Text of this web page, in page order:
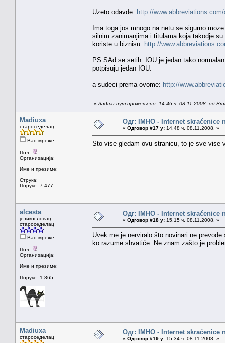
Uzeto odavde: http://
Ima toga jos mnogo na netu se sigurno
silnim zanimanjima i titulama koja takodje
koriste u biznisu: http://
PS:SAd se setih: IOU je jedan tako
potpisuju jedan IOU.
a sudeci prema ovome: http://
« Задњи пут промењено: 14.46 ч. 08.11.2008. од
Madiuxa
староседелац
Ван мреже
Пол:
Организација:
Име и презиме:
Струка:
Поруке: 7.477
Одг: IMHO - Internet skraćenice
« Одговор #17 у: 14.48 ч. 08.11.2008. »
Sto vise gledam ovu stranicu, to je sve vise
alcesta
језикословац
староседелац
Ван мреже
Пол:
Организација:
Име и презиме:
Поруке: 1.865
Одг: IMHO - Internet skraćenice
« Одговор #18 у: 15.15 ч. 08.11.2008. »
Uvek me je nerviralo što novinari ne
ko razume shvatiće. Ne znam zašto je
Madiuxa
староседелац
Одг: IMHO - Internet skraćenice
« Одговор #19 у: 15.34 ч. 08.11.2008. »